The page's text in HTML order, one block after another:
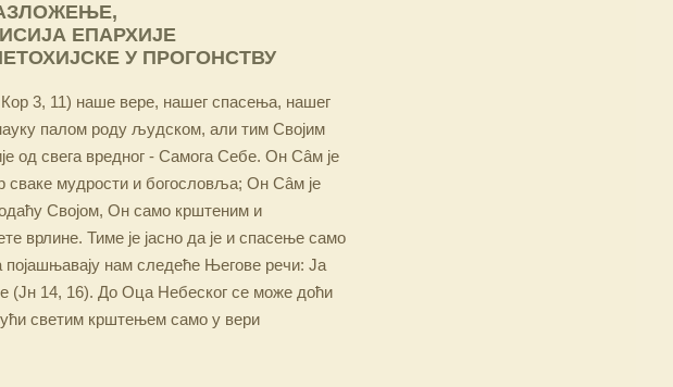
ЕПАРХИЈЕ
У ПРОГОНСТВУ
3, 11) наше вере, нашег спасења, нашег
палом роду људском, али тим Својим
од свега вредног - Самога Себе. Он Сâм је
сваке мудрости и богословља; Он Сâм је
Својом, Он само крштеним и
врлине. Тиме је јасно да је и спасење само
нам следеће Његове речи: Ја
(Јн 14, 16). До Оца Небеског се може доћи
светим крштењем само у вери